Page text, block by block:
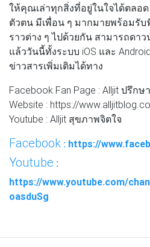
ให้คุณเล่าทุกสิ่งที่อยู่ในใจได้ตลอด
ตัวตน มีเพื่อน ๆ มากมายพร้อมรับ
ราวต่าง ๆ ไปด้วยกัน สามารถดา
แล้ววันนี้ทั้งระบบ iOS และ
ข่าวสารเพิ่มเติมได้ทาง
Facebook Fan Page : Alljit ปรึก
Website : https://
Youtube : Alljit สุขภาพจิตใจ
Facebook : https://
Youtube :
https://www.youtube.com/
oasduSg